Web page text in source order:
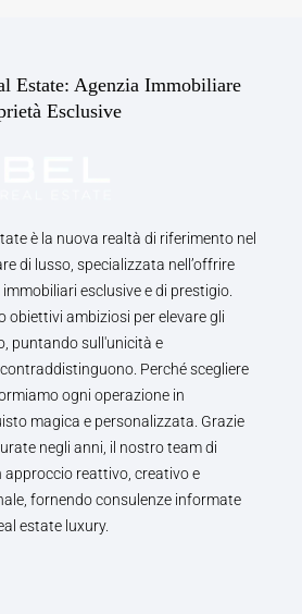
Estate: Agenzia Immobiliare
Esclusive
è la nuova realtà di riferimento nel
di lusso, specializzata nell’offrire
immobiliari esclusive e di prestigio.
obiettivi ambiziosi per elevare gli
puntando sull'unicità e
Perché scegliere
ogni operazione in
magica e personalizzata. Grazie
negli anni, il nostro team di
reattivo, creativo e
fornendo consulenze informate
estate luxury.